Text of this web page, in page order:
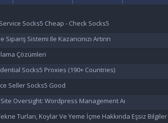
Socks5 Cheap - Check Socks5
Sistemi Ile Kazancınızı Artırın
Çözümleri
Socks5 Proxies (190+ Countries)
Seller Socks5 Good
Oversight: Wordpress Management Aı
Turları, Koylar Ve Yeme İçme Hakkında Eşsiz Bilgiler